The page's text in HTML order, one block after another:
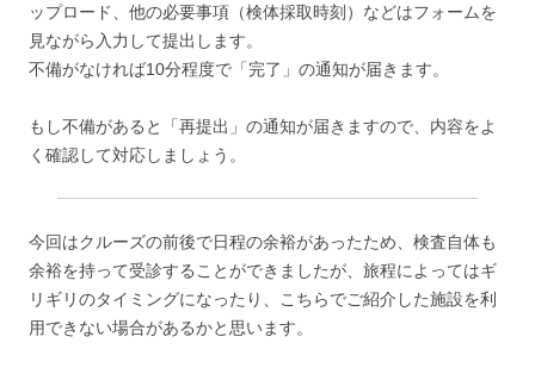
ップロード、他の必要事項（検体採取時刻）などはフォームを
見ながら入力して提出します。
不備がなければ10分程度で「完了」の通知が届きます。
もし不備があると「再提出」の通知が届きますので、内容をよ
く確認して対応しましょう。
今回はクルーズの前後で日程の余裕があったため、検査自体も
余裕を持って受診することができましたが、旅程によってはギ
リギリのタイミングになったり、こちらでご紹介した施設を利
用できない場合があるかと思います。